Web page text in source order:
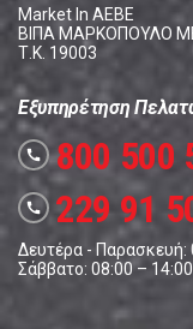
Market In ΑΕΒΕ
ΒΙΠΑ ΜΑΡΚΟΠΟΥΛΟ
Τ.Κ. 19003
Εξυπηρέτηση
call 800 500
call 229 91
Δευτέρα - Παρασκευή:
Σάββατο: 08:00 – 14:00